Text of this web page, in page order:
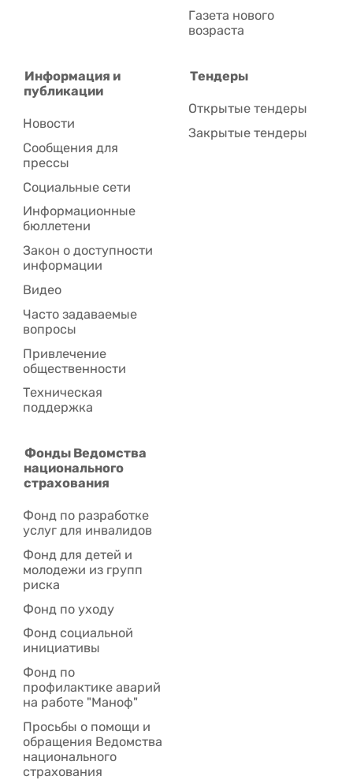
Газета нового
возраста
Информация и
публикации
Новости
Сообщения для
прессы
Социальные сети
Информационные
бюллетени
Закон о доступности
информации
Видео
Часто задаваемые
вопросы
Привлечение
общественности
Техническая
поддержка
Тендеры
Открытые тендеры
Закрытые тендеры
Фонды Ведомства
национального
страхования
Фонд по разработке
услуг для инвалидов
Фонд для детей и
молодежи из групп
риска
Фонд по уходу
Фонд социальной
инициативы
Фонд по
профилактике аварий
на работе "Маноф"
Просьбы о помощи и
обращения Ведомства
национального
страхования